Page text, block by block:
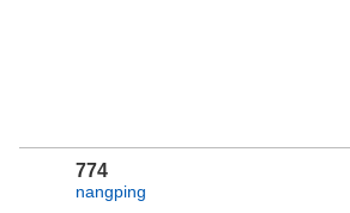
774
nangping